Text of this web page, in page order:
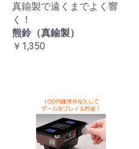
真鍮製で遠くまでよく響
く！
熊鈴（真鍮製）
￥1,350